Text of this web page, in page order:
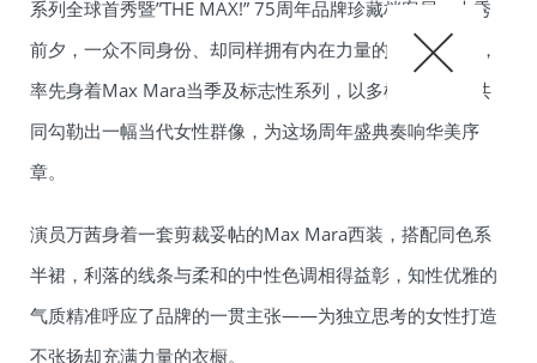
系列全球首秀暨”THE MAX!” 75周年品牌珍藏档案展。大秀
前夕，一众不同身份、却同样拥有内在力量的女星与超模，
率先身着Max Mara当季及标志性系列，以多样的姿态，共
同勾勒出一幅当代女性群像，为这场周年盛典奏响华美序
章。
演员万茜身着一套剪裁妥帖的Max Mara西装，搭配同色系
半裙，利落的线条与柔和的中性色调相得益彰，知性优雅的
气质精准呼应了品牌的一贯主张——为独立思考的女性打造
不张扬却充满力量的衣橱。